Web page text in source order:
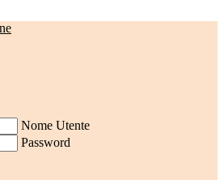
Nome Utente
Password